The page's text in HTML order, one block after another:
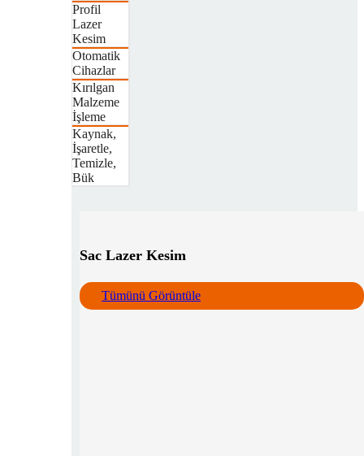
Profil
Lazer
Kesim
Otomatik
Cihazlar
Kırılgan
Malzeme
İşleme
Kaynak,
İşaretle,
Temizle,
Bük
Sac Lazer Kesim
Tümünü Görüntüle